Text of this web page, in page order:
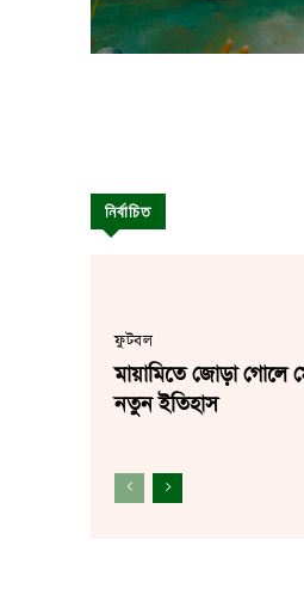
নির্বাচিত
ফুটবল
মায়ামিতে জোড়া গোলে
নতুন ইতিহাস